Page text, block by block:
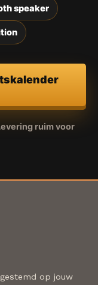
speaker
ruim voor
op jouw